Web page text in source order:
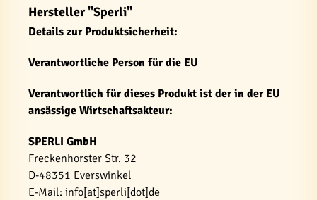
Hersteller "Sperli"
Details zur Produktsicherheit:
Verantwortliche Person für die EU
Verantwortlich für dieses Produkt ist der in der EU
ansässige Wirtschaftsakteur:
SPERLI GmbH
Freckenhorster Str. 32
D-48351 Everswinkel
E-Mail: info[at]sperli[dot]de